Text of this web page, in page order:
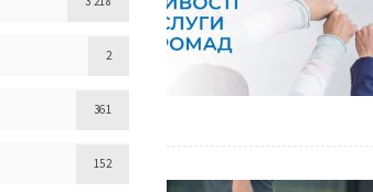
2
361
152